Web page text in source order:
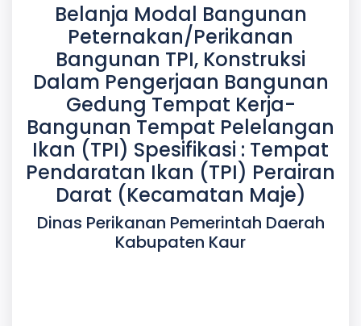
Belanja Modal Bangunan
Peternakan/Perikanan
Bangunan TPI, Konstruksi
Dalam Pengerjaan Bangunan
Gedung Tempat Kerja-
Bangunan Tempat Pelelangan
Ikan (TPI) Spesifikasi : Tempat
Pendaratan Ikan (TPI) Perairan
Darat (Kecamatan Maje)
Dinas Perikanan Pemerintah Daerah
Kabupaten Kaur